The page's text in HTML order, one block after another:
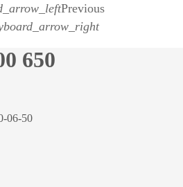
Previous
650
06-50